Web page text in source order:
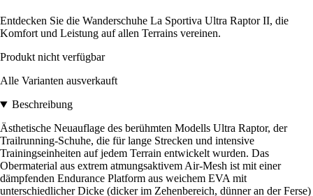
Entdecken Sie die Wanderschuhe La Sportiva Ultra Raptor II, die
Komfort und Leistung auf allen Terrains vereinen.
Produkt nicht verfügbar
Alle Varianten ausverkauft
Beschreibung
Ästhetische Neuauflage des berühmten Modells Ultra Raptor, der
Trailrunning-Schuhe, die für lange Strecken und intensive
Trainingseinheiten auf jedem Terrain entwickelt wurden. Das
Obermaterial aus extrem atmungsaktivem Air-Mesh ist mit einer
dämpfenden Endurance Platform aus weichem EVA mit
unterschiedlicher Dicke (dicker im Zehenbereich, dünner an der Ferse)